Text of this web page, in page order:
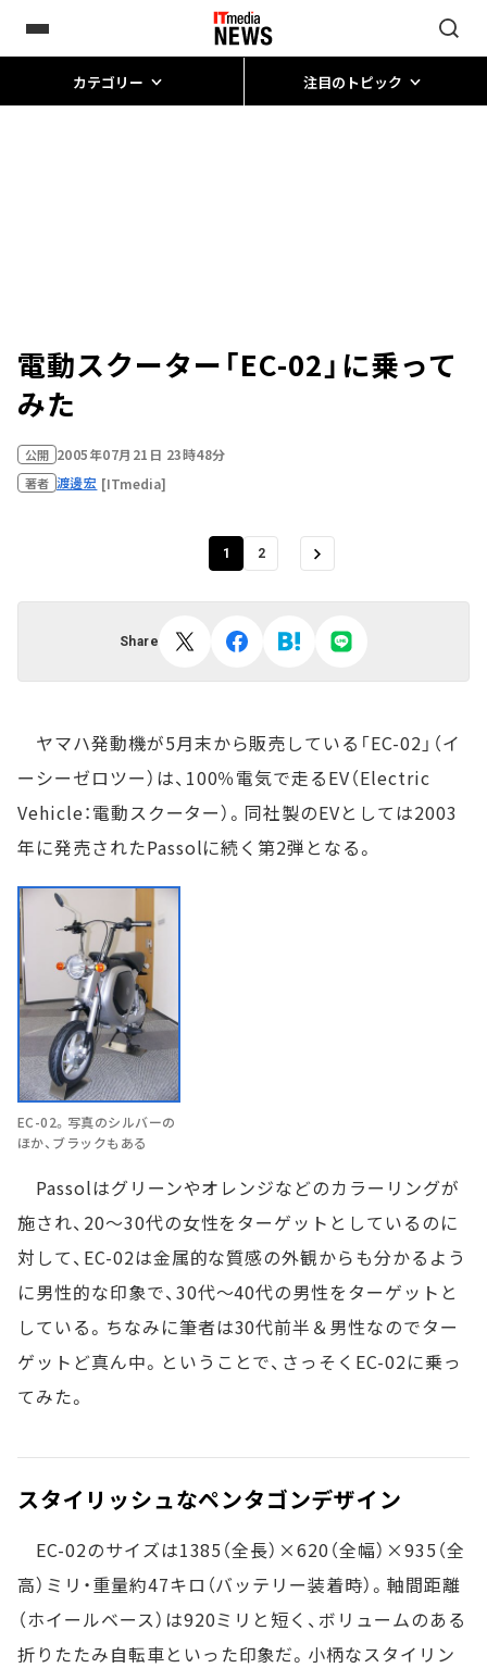
カテゴリー 注目のトピック
電動スクーター「EC-02」に乗って
みた
公開 2005年07月21日 23時48分
著者 渡邊宏 [ITmedia]
1 2
Share
ヤマハ発動機が5月末から販売している「EC-02」（イ
ーシーゼロツー）は、100％電気で走るEV（Electric
Vehicle：電動スクーター）。同社製のEVとしては2003
年に発売されたPassolに続く第2弾となる。
EC-02。写真のシルバーの
ほか、ブラックもある
Passolはグリーンやオレンジなどのカラーリングが
施され、20～30代の女性をターゲットとしているのに
対して、EC-02は金属的な質感の外観からも分かるよう
に男性的な印象で、30代～40代の男性をターゲットと
している。ちなみに筆者は30代前半＆男性なのでター
ゲットど真ん中。ということで、さっそくEC-02に乗っ
てみた。
スタイリッシュなペンタゴンデザイン
EC-02のサイズは1385（全長）×620（全幅）×935（全
高）ミリ・重量約47キロ（バッテリー装着時）。軸間距離
（ホイールベース）は920ミリと短く、ボリュームのある
折りたたみ自転車といった印象だ。小柄なスタイリン